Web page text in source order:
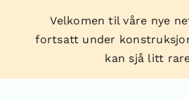
content
Velkomen til våre nye
fortsatt under
kan sjå litt